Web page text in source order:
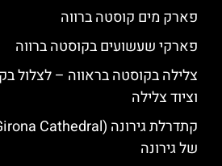
פארק מים קוסטה ברווה
פארקי שעשועים בקוסטה ברווה
צלילה בקוסטה בראווה – לצלול
וציוד צלילה
של גירונה